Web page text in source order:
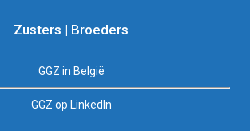
Zusters | Broeders
GGZ in België
GGZ op LinkedIn